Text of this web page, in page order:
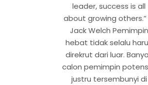
leader, success is all
about growing
Jack Welch Pemimpin
hebat tidak selalu
direkrut dari luar.
calon pemimpin
justru tersembunyi di